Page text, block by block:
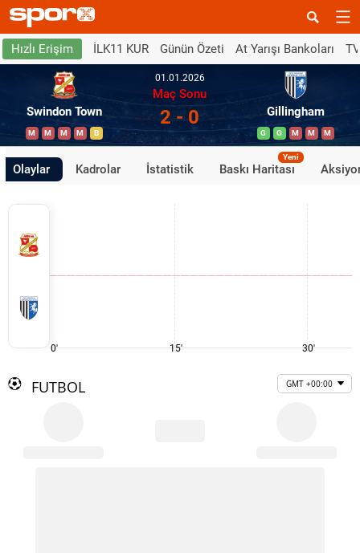
Hızlı Erişim İLK11 KUR Günün Özeti At Yarışı Bankoları
Swindon Town
M M M M B
01.01.2026
Maç Sonu
2 - 0 Gillingham
G G M M M
Olaylar Kadrolar İstatistik Baskı Haritası
Yeni
0' 15' 30'
FUTBOL GMT +00:00